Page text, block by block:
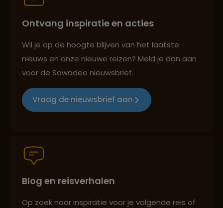
Reizen met oog voor mens, cultuur en milieu
Persoonlijk en deskundig reisadvies
Ontvang inspiratie en acties
Wil je op de hoogte blijven van het laatste
nieuws en onze nieuwe reizen? Meld je dan aan
voor de Sawadee nieuwsbrief.
Vraag de nieuwsbrief aan
Blog en reisverhalen
Op zoek naar inspiratie voor je volgende reis of